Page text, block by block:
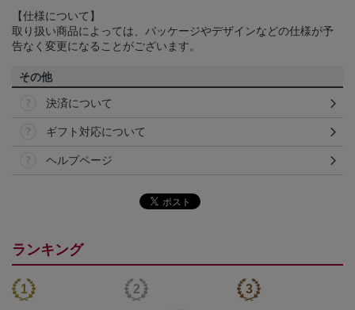
【仕様について】
取り扱い商品によっては、パッケージやデザインなどの仕様が予
告なく変更になることがございます。
その他
決済について
ギフト対応について
ヘルプページ
ランキング